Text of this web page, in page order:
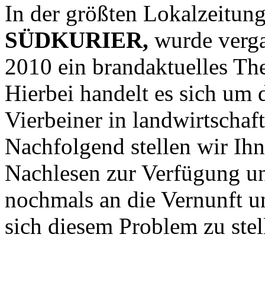
In der größten
SÜDKURIER, wurde
2010 ein brandaktuelles
Hierbei handelt es sich um
Vierbeiner in
Nachfolgend stellen wir
Nachlesen zur Verfügung
nochmals an die Vernunft
sich diesem Problem zu